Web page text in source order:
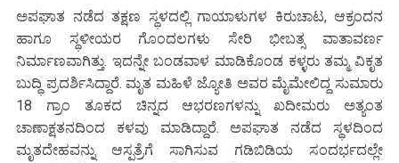
ಅಪಘಾತ ನಡೆದ ತಕ್ಷಣ ಸ್ಥಳದಲ್ಲಿ ಗಾಯಾಳುಗಳ ಕಿರುಚಾಟ, ಆಕ್ರಂದನ
ಹಾಗೂ ಸ್ಥಳೀಯರ ಗೊಂದಲಗಳು ಸೇರಿ ಭೀಬತ್ಸ ವಾತಾವರ್ಣ
ನಿರ್ಮಾಣವಾಗಿತ್ತು. ಇದನ್ನೇ ಬಂಡವಾಳ ಮಾಡಿಕೊಂಡ ಕಳ್ಳರು ತಮ್ಮ ವಿಕೃತ
ಬುದ್ಧಿ ಪ್ರದರ್ಶಿಸಿದ್ದಾರೆ. ಮೃತ ಮಹಿಳೆ ಜ್ಯೋತಿ ಅವರ ಮೈಮೇಲಿದ್ದ ಸುಮಾರು
18 ಗ್ರಾಂ ತೂಕದ ಚಿನ್ನದ ಆಭರಣಗಳನ್ನು ಖದೀಮರು ಅತ್ಯಂತ
ಚಾಣಾಕ್ಷತನದಿಂದ ಕಳವು ಮಾಡಿದ್ದಾರೆ.​ ಅಪಘಾತ ನಡೆದ ಸ್ಥಳದಿಂದ
ಮೃತದೇಹವನ್ನು ಆಸ್ಪತ್ರೆಗೆ ಸಾಗಿಸುವ ಗಡಿಬಿಡಿಯ ಸಂದರ್ಭದಲ್ಲೇ